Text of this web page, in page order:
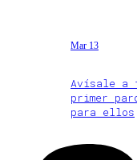
Mar 13
Avísale a
primer
para ellos